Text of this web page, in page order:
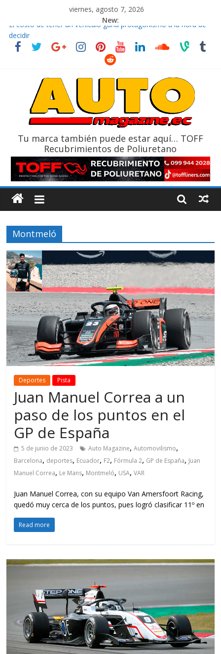
viernes, agosto 7, 2026
New:
El costo de tener un vehículo gana protagonismo a la hora de
decidir
Ultima película ‘Spider‑Man: Brand New Day’ pone en escena a
La Vuelta al Ecuador 2026, edición 47ª, recorre 7 provincias en 8
La FEDAK recibe 12 Sinotruk Bolden para cubrir las rutas de La
Tu marca también puede estar aquí… TOFF
Recubrimientos de Poliuretano
Montmeló
Deportes Pista
Juan Manuel Correa a un
paso de los puntos en el
GP de España
5 de junio de 2023 Auto Magazine,Automovilismo,
Barcelona, deportes, Ecuador, F2, Fórmula 2, GP de España, Juan
Manuel Correa, Le Mans, Montmeló, USA,VAR
Juan Manuel Correa, con su equipo Van Amersfoort Racing,
quedó muy cerca de los puntos, pues logró clasificar 11º en
Read more